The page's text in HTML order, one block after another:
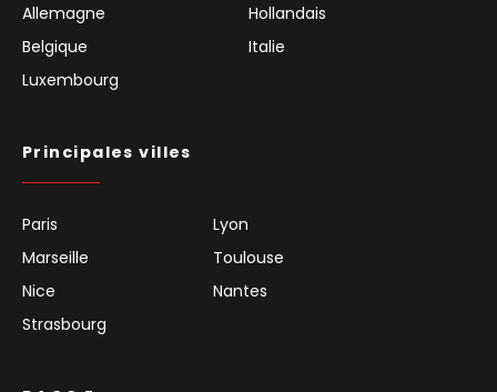
Allemagne
Hollandais
Belgique
Italie
Luxembourg
Principales villes
Paris
Lyon
Marseille
Toulouse
Nice
Nantes
Strasbourg